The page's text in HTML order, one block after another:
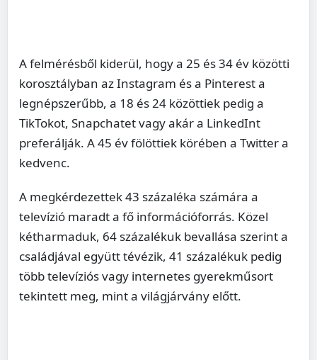
A felmérésből kiderül, hogy a 25 és 34 év közötti
korosztályban az Instagram és a Pinterest a
legnépszerűbb, a 18 és 24 közöttiek pedig a
TikTokot, Snapchatet vagy akár a LinkedInt
preferálják. A 45 év fölöttiek körében a Twitter a
kedvenc.
A megkérdezettek 43 százaléka számára a
televízió maradt a fő információforrás. Közel
kétharmaduk, 64 százalékuk bevallása szerint a
családjával együtt tévézik, 41 százalékuk pedig
több televíziós vagy internetes gyerekműsort
tekintett meg, mint a világjárvány előtt.